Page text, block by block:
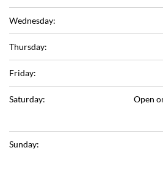
Wednesday:
Thursday:
Friday:
Saturday:
Open
Sunday: